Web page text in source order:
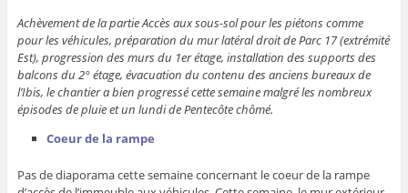
Achèvement de la partie Accès aux sous-sol pour les piétons comme
pour les véhicules, préparation du mur latéral droit de Parc 17 (extrémité
Est), progression des murs du 1er étage, installation des supports des
balcons du 2° étage, évacuation du contenu des anciens bureaux de
l’Ibis, le chantier a bien progressé cette semaine malgré les nombreux
épisodes de pluie et un lundi de Pentecôte chômé.
Coeur de la rampe
Pas de diaporama cette semaine concernant le coeur de la rampe